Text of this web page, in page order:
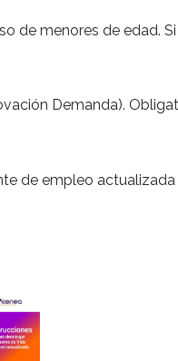
de menores de edad.
Demanda).
de empleo